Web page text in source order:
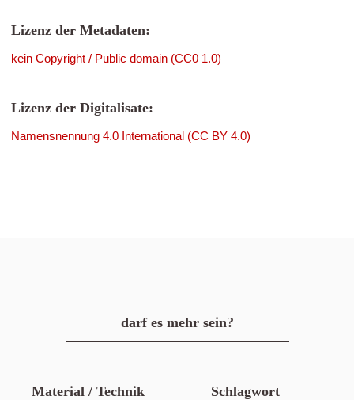
Lizenz der Metadaten:
kein Copyright / Public domain (CC0 1.0)
Lizenz der Digitalisate:
Namensnennung 4.0 International (CC BY 4.0)
darf es mehr sein?
Material / Technik Schlagwort